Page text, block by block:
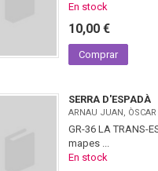
En stock
10,00 €
Comprar
SERRA D'ESPADÀ
ARNAU JUAN, ÒSCAR
GR-36 LA TRANS-
mapes ...
En stock